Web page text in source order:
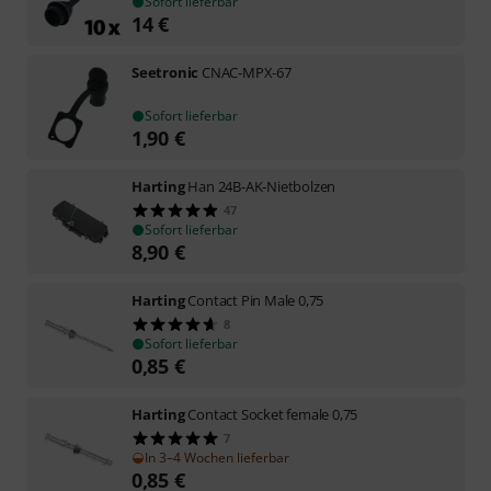
14€
Seetronic CNAC-MPX-67
Sofort lieferbar
1,90 €
HartingHan 24B-AK-Nietbolzen
47
Sofort lieferbar
8,90 €
HartingContact Pin Male 0,75
8
Sofort lieferbar
0,85 €
HartingContact Socket female 0,75
7
In 3–4 Wochen lieferbar
0,85 €